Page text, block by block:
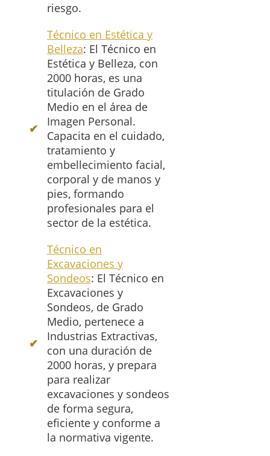
riesgo.
Técnico en Estética y
Belleza: El Técnico en
Estética y Belleza, con
2000 horas, es una
titulación de Grado
Medio en el área de
Imagen Personal.
Capacita en el cuidado,
tratamiento y
embellecimiento facial,
corporal y de manos y
pies, formando
profesionales para el
sector de la estética.
Técnico en
Excavaciones y
Sondeos: El Técnico en
Excavaciones y
Sondeos, de Grado
Medio, pertenece a
Industrias Extractivas,
con una duración de
2000 horas, y prepara
para realizar
excavaciones y sondeos
de forma segura,
eficiente y conforme a
la normativa vigente.